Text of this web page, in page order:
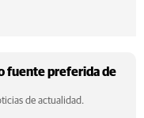
fuente preferida de
de actualidad.